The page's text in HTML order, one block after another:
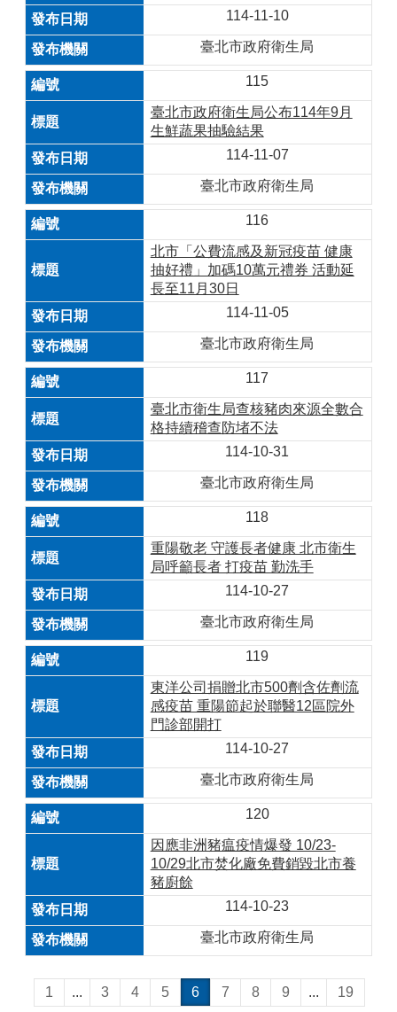
114-11-10
臺北市政府衛生局
115
臺北市政府衛生局公布114年9月
生鮮蔬果抽驗結果
114-11-07
臺北市政府衛生局
116
北市「公費流感及新冠疫苗 健康
抽好禮」加碼10萬元禮券 活動延
長至11月30日
114-11-05
臺北市政府衛生局
117
臺北市衛生局查核豬肉來源全數合
格持續稽查防堵不法
114-10-31
臺北市政府衛生局
118
重陽敬老 守護長者健康 北市衛生
局呼籲長者 打疫苗 勤洗手
114-10-27
臺北市政府衛生局
119
東洋公司捐贈北市500劑含佐劑流
感疫苗 重陽節起於聯醫12區院外
門診部開打
114-10-27
臺北市政府衛生局
120
因應非洲豬瘟疫情爆發 10/23-
10/29北市焚化廠免費銷毀北市養
豬廚餘
114-10-23
臺北市政府衛生局
1 ... 3 4 5 6 7 8 9 ... 19